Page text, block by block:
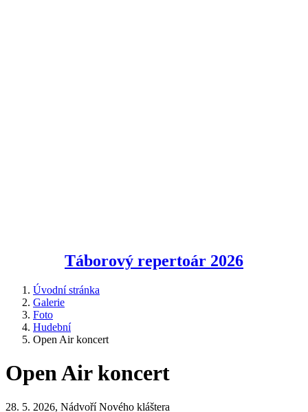
Táborový repertoár 2026
Úvodní stránka
Galerie
Foto
Hudební
Open Air koncert
Open Air koncert
28. 5. 2026, Nádvoří Nového kláštera